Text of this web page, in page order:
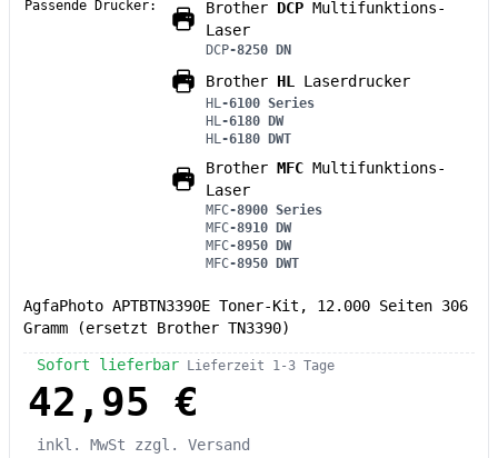
Passende Drucker:
Brother DCP Multifunktions-
Laser
DCP-8250 DN
Brother HL Laserdrucker
HL -6100 Series
HL -6180 DW
HL -6180 DWT
Brother MFC Multifunktions-
Laser
MFC-8900 Series
MFC-8910 DW
MFC-8950 DW
MFC-8950 DWT
AgfaPhoto APTBTN3390E Toner-Kit, 12.000 Seiten 306
Gramm (ersetzt Brother TN3390)
Sofort lieferbar Lieferzeit 1-3 Tage
42,95 €
inkl. MwSt
zzgl. Versand